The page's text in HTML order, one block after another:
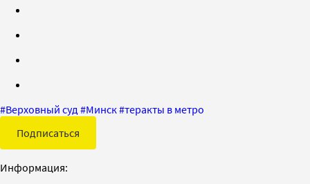
#Верховный суд #Минск#теракты в метро
Подписаться
Информация: